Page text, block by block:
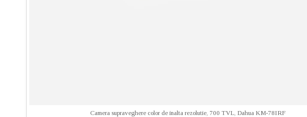
Camera supraveghere color de inalta rezolutie, 700 TVL, Dahua KM-78IRF